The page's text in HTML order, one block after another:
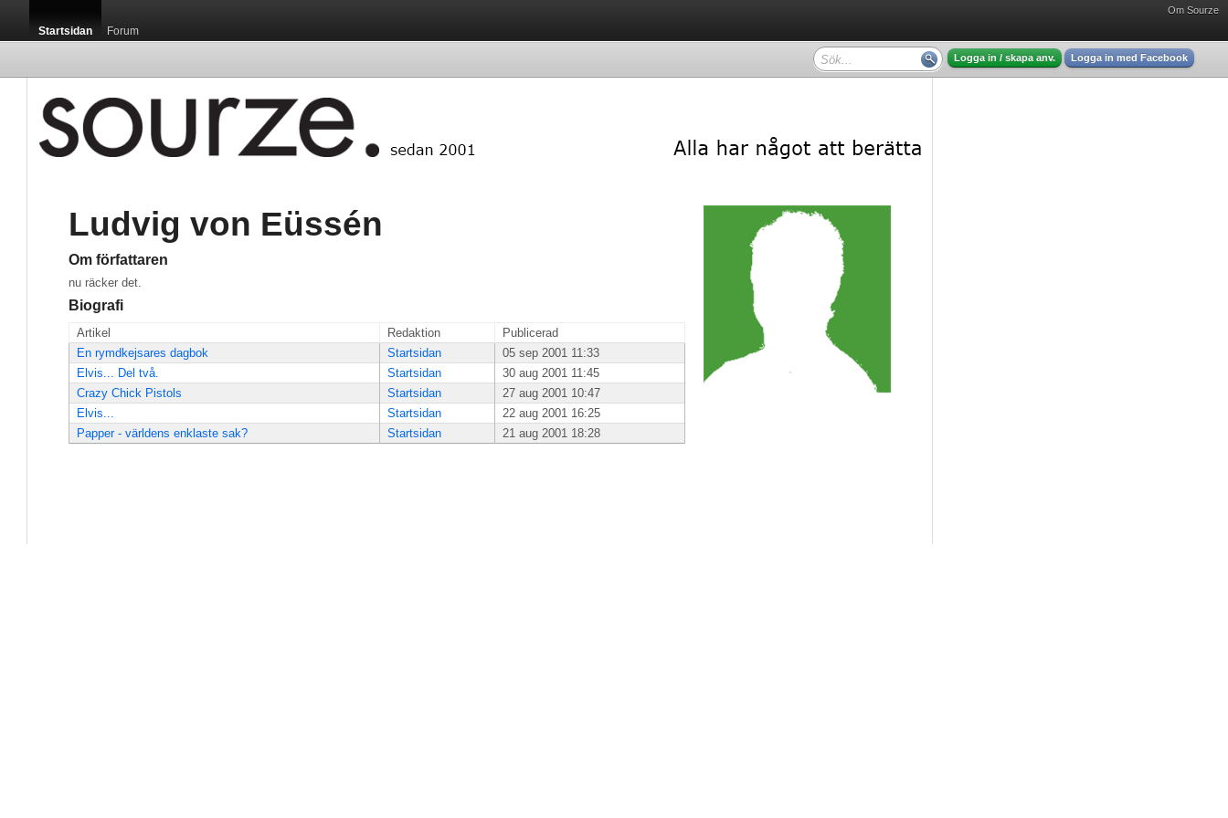
Om Sourze
Startsidan Forum
Logga in / skapa anv. Logga in med Facebook
Ludvig von Eüssén
Om författaren
nu räcker det.
Biografi
Artikel Redaktion
Publicerad
En rymdkejsares dagbok
Startsidan
05 sep 2001 11:33
Elvis... Del två.
Startsidan
30 aug 2001 11:45
Crazy Chick Pistols
Startsidan
27 aug 2001 10:47
Elvis...
Startsidan
22 aug 2001 16:25
Papper - världens enklaste sak?
Startsidan 21 aug 2001 18:28